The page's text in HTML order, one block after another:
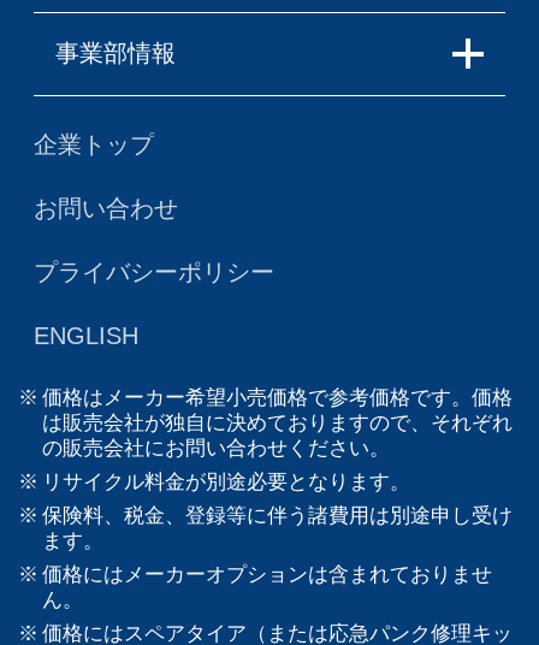
事業部情報
企業トップ
お問い合わせ
プライバシーポリシー
ENGLISH
価格はメーカー希望小売価格で参考価格です。価格
は販売会社が独自に決めておりますので、それぞれ
の販売会社にお問い合わせください。
リサイクル料金が別途必要となります。
保険料、税金、登録等に伴う諸費用は別途申し受け
ます。
価格にはメーカーオプションは含まれておりませ
ん。
価格にはスペアタイア（または応急パンク修理キッ